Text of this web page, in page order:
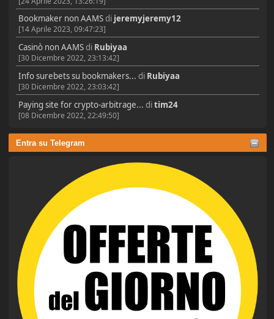
Bookmaker non AAMSdi jeremyjeremy12
[14 Aprile 2023, 09:47:23]
Casinò non AAMSdi Rubiyaa
[30 Dicembre 2022, 23:13:42]
Info surebets su bookmakers... di Rubiyaa
[30 Dicembre 2022, 23:03:42]
Paying site for crypto-arbitrage... ditim24
[08 Dicembre 2022, 22:49:50]
Entra su Telegram